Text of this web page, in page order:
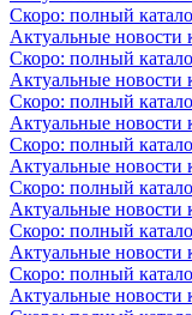
Скоро: полный
Актуальные новости
Скоро: полный
Актуальные новости
Скоро: полный
Актуальные новости
Скоро: полный
Актуальные новости
Скоро: полный
Актуальные новости
Скоро: полный
Актуальные новости
Скоро: полный
Актуальные новости